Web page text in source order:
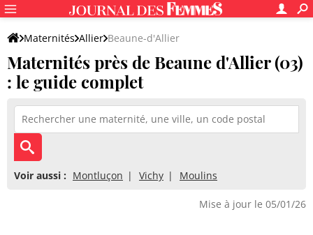
Maternités Allier Beaune-d'Allier
Maternités près de Beaune d'Allier (03)
: le guide complet
Voir aussi : Montluçon Vichy Moulins
Mise à jour le 05/01/26